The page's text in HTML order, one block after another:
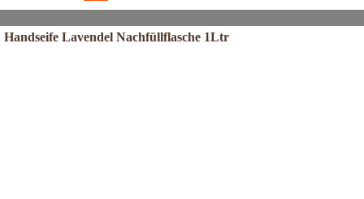
Handseife Lavendel Nachfüllflasche 1Ltr